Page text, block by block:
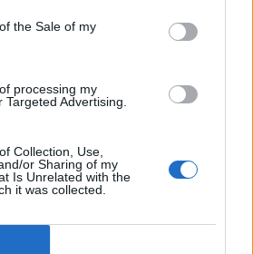
the Sale of my
processing my
Advertising.
Collection, Use,
or Sharing of my
Is Unrelated with the
it was collected.